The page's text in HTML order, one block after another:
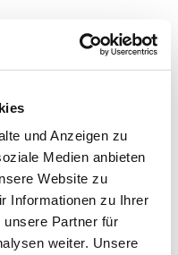
und Anzeigen zu
Medien anbieten
Website zu
Informationen zu Ihrer
unsere Partner für
weiter. Unsere
nicht mehr